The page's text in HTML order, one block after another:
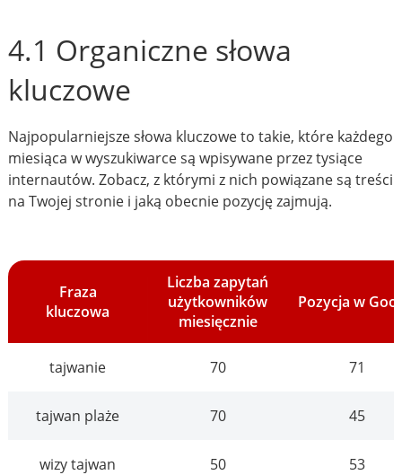
4.1 Organiczne słowa
kluczowe
Najpopularniejsze słowa kluczowe to takie, które każdego
miesiąca w wyszukiwarce są wpisywane przez tysiące
internautów. Zobacz, z którymi z nich powiązane są treści
na Twojej stronie i jaką obecnie pozycję zajmują.
Fraza
kluczowa
Liczba zapytań
użytkowników
miesięcznie
Pozycja w
tajwanie 70 71
tajwan plaże 70 45
wizy tajwan 50 53